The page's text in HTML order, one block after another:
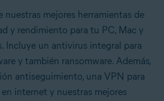
nuestras mejores herramientas de
y rendimiento para tu PC, Mac y
Incluye un antivirus integral para
y también ransomware. Además,
antiseguimiento, una VPN para
internet y nuestras mejores